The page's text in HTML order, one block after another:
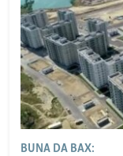
BUNA DA BAX: